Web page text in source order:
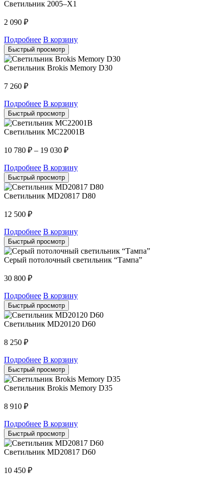
Светильник 2005–X1
2 090 ₽
Подробнее В корзину
Быстрый просмотр
Светильник Brokis Memory D30
7 260 ₽
Подробнее В корзину
Быстрый просмотр
Светильник MC22001B
10 780 ₽ – 19 030 ₽
Подробнее В корзину
Быстрый просмотр
Светильник MD20817 D80
12 500 ₽
Подробнее В корзину
Быстрый просмотр
Серый потолочный светильник “Тампа”
30 800 ₽
Подробнее В корзину
Быстрый просмотр
Светильник MD20120 D60
8 250 ₽
Подробнее В корзину
Быстрый просмотр
Светильник Brokis Memory D35
8 910 ₽
Подробнее В корзину
Быстрый просмотр
Светильник MD20817 D60
10 450 ₽